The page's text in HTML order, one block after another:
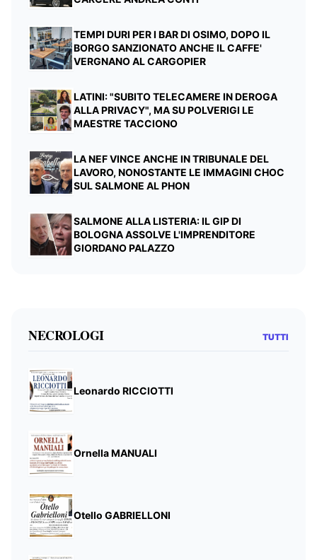
TEMPI DURI PER I BAR DI OSIMO, DOPO IL
BORGO SANZIONATO ANCHE IL CAFFE'
VERGNANO AL CARGOPIER
LATINI: "SUBITO TELECAMERE IN DEROGA
ALLA PRIVACY", MA SU POLVERIGI LE
MAESTRE TACCIONO
LA NEF VINCE ANCHE IN TRIBUNALE DEL
LAVORO, NONOSTANTE LE IMMAGINI CHOC
SUL SALMONE AL PHON
SALMONE ALLA LISTERIA: IL GIP DI
BOLOGNA ASSOLVE L'IMPRENDITORE
GIORDANO PALAZZO
NECROLOGI TUTTI
Leonardo RICCIOTTI
Ornella MANUALI
Otello GABRIELLONI